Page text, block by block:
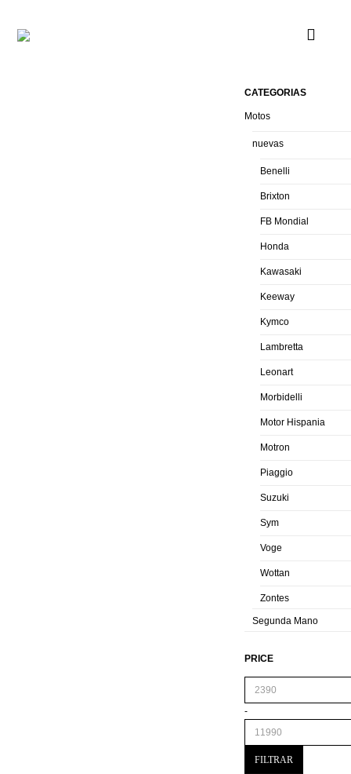
CATEGORIAS
Motos
nuevas
Benelli
Brixton
FB Mondial
Honda
Kawasaki
Keeway
Kymco
Lambretta
Leonart
Morbidelli
Motor Hispania
Motron
Piaggio
Suzuki
Sym
Voge
Wottan
Zontes
Segunda Mano
PRICE
-
FILTRAR